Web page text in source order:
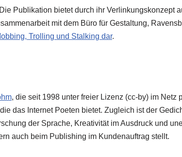
Publikation bietet durch ihr Verlinkungskonzept
mit dem Büro für Gestaltung,
Trolling und Stalking dar.
, die seit 1998 unter freier Lizenz (cc-by) im Netz
das Internet Poeten bietet. Zugleich ist der
der Sprache, Kreativität im Ausdruck und
auch beim Publishing im Kundenauftrag stellt.